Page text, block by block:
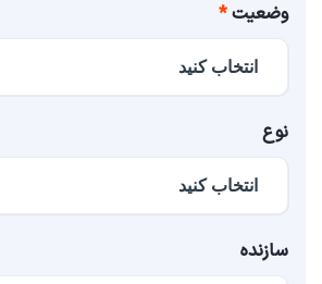
وضعیت
نوع
سازنده